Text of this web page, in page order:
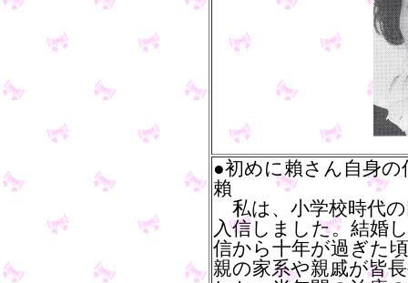
●初めに賴さん自身
賴
私は、小学校時代
入信しました。結婚
信から十年が過ぎた
親の家系や親戚が皆